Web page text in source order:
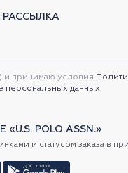
и принимаю условия
персональных данных
POLO ASSN.»
и статусом заказа в